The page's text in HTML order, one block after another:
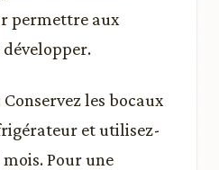
permettre aux
développer.
Conservez les bocaux
et utilisez-
Pour une